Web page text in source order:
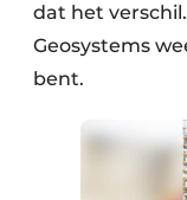
dat het
Geosystems
bent.